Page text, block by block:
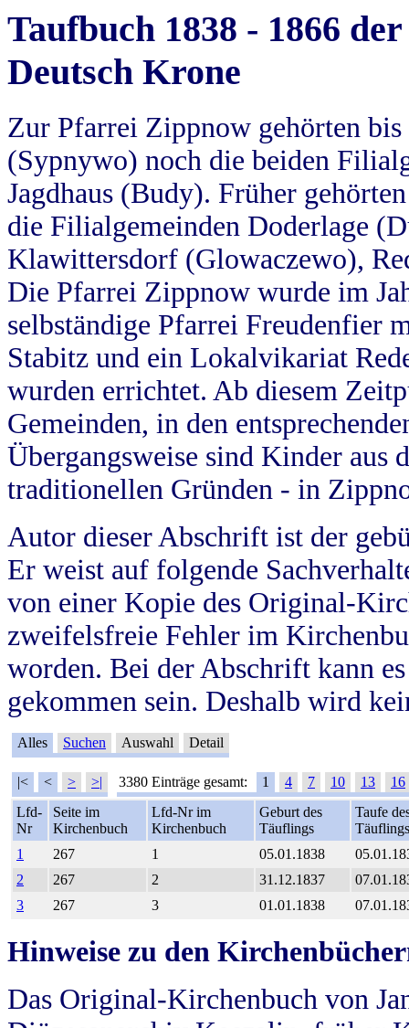
Taufbuch 1838 - 1866
Deutsch Krone
Zur Pfarrei Zippnow gehörten
(Sypnywo) noch die beiden
Jagdhaus (Budy). Früher
die Filialgemeinden Doderlage
Klawittersdorf (Glowaczewo),
Die Pfarrei Zippnow wurde im
selbständige Pfarrei Freudenfier
Stabitz und ein Lokalvikariat
wurden errichtet. Ab diesem
Gemeinden, in den
Übergangsweise sind Kinder aus
traditionellen Gründen - in
Autor dieser Abschrift ist der
Er weist auf folgende
von einer Kopie des Original-
zweifelsfreie Fehler im
worden. Bei der Abschrift kann
gekommen sein. Deshalb wird
Alles Suchen Auswahl Detail
|< < > >| 3380 Einträge gesamt: 1 4 7 10 13
16
Lfd-
Nr
Seite im
Kirchenbuch
Lfd-Nr im
Kirchenbuch
Geburt des
Täuflings
Taufe
Täuflings
1
267 1 05.01.1838
2
267 2 31.12.1837
3
267 3 01.01.1838
Hinweise zu den
Das Original-Kirchenbuch von